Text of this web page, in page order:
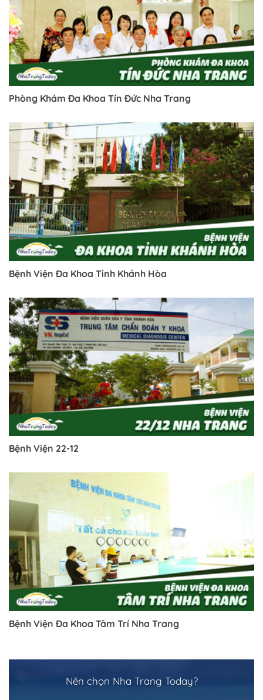
Phòng Khám Đa Khoa Tín Đức Nha Trang
Bệnh Viện Đa Khoa Tỉnh Khánh Hòa
Bệnh Viện 22-12
Bệnh Viện Đa Khoa Tâm Trí Nha Trang
Nên chọn Nha Trang Today?